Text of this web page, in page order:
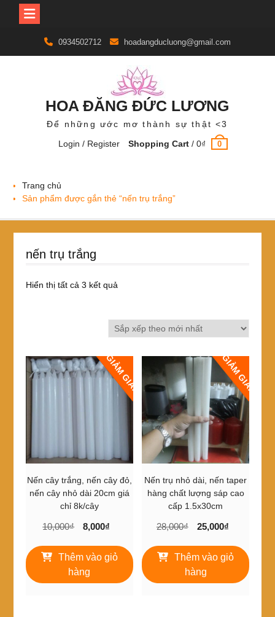
content
0934502712 hoadangducluong@gmail.com
HOA ĐĂNG ĐỨC LƯƠNG
Để những ước mơ thành sự thật <3
Login / Register
Shopping Cart /0₫ 0
Trang chủ
Sản phẩm được gắn thẻ “nến trụ trắng”
nến trụ trắng
Hiển thị tất cả 3 kết quảĐã
theo
mới
GIẢM GIÁ!
Nến cây trắng, nến cây đỏ,
nến cây nhỏ dài 20cm giá
chỉ 8k/cây
10,000₫
Giá
là:
10,000₫.
8,000₫
tại
8,000₫.
Thêm vào giỏ
hàng
GIẢM GIÁ!
Nến trụ nhỏ dài, nến taper
hàng chất lượng sáp cao
cấp 1.5x30cm
28,000₫
Giá
là:
28,000₫.
25,000₫
tại
25,000₫.
Thêm vào giỏ
hàng